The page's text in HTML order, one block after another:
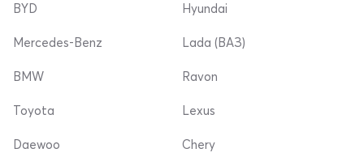
BYD
Mercedes-Benz
Hyundai
Lada (ВАЗ)
BMW
Toyota
Daewoo
Ravon
Lexus
Chery